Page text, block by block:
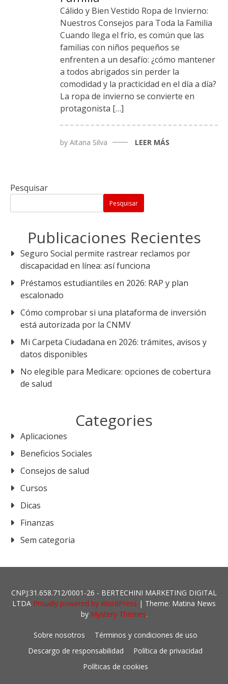
Cálido y Bien Vestido Ropa de Invierno:
Nuestros Consejos para Toda la Familia
Cuando llega el frío, es común que las
familias con niños pequeños se
enfrenten a un desafío: ¿cómo mantener
a todos abrigados sin perder la
comodidad y la practicidad en el día a día?
La ropa de invierno se convierte en
protagonista […]
byAitana Silva LEER MÁS
Pesquisar
Pesquisar
Publicaciones Recientes
Seguro Social permite rastrear reclamos por
discapacidad en línea: así funciona
Préstamos estudiantiles en 2026: RAP y plan
escalonado
Cómo comprobar si una plataforma de inversión
está autorizada por la CNMV
Mi Carpeta Ciudadana en 2026: trámites, avisos y
datos disponibles
No elegible para Medicare: opciones de cobertura
de salud
Categories
Aplicaciones
Beneficios Sociales
Consejos de salud
Cursos
Dicas
Finanzas
Sem categoria
CNPJ:31.658.712/0001-26 - BERTECHINI MARKETING DIGITAL
LTDA Proudly powered by WordPress | Theme: Matina News
by Mystery Themes.
Sobre nosotros
Términos y condiciones de uso
Descargo de responsabilidad
Política de privacidad
Políticas de cookies